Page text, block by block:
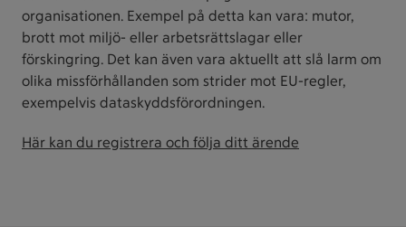
organisationen. Exempel på detta kan vara: mutor,
brott mot miljö- eller arbetsrättslagar eller
förskingring. Det kan även vara aktuellt att slå larm om
olika missförhållanden som strider mot EU-regler,
exempelvis dataskyddsförordningen.
Här kan du registrera och följa ditt ärende